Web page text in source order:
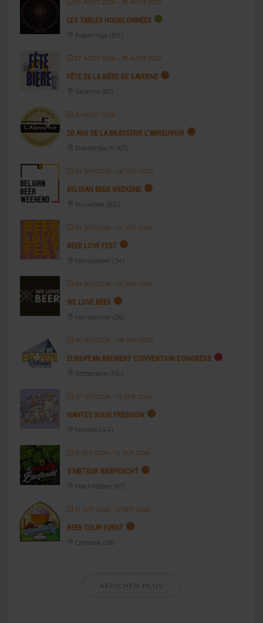
26 AOÛT 2026- 30 AOÛT 2026
LES TABLES HOUBLONNÉES
Poperinge (BE)
27 AOÛT 2026- 30 AOÛT 2026
FÊTE DE LA BIÈRE DE SAVERNE
Saverne (67)
30 AOÛT 2026
20 ANS DE LA BRASSERIE L’ABREUVOIR
Breitenbach (67)
04 SEP 2026- 06 SEP 2026
BELGIAN BEER WEEKEND
Bruxelles (BE)
04 SEP 2026- 12 SEP 2026
BEER LOVE FEST
Montpellier (34)
04 SEP 2026- 05 SEP 2026
WE LOVE BEER
Montélimar (26)
06 SEP 2026- 09 SEP 2026
EUROPEAN BREWERY CONVENTION CONGRESS
Rotterdam (NL)
07 SEP 2026- 13 SEP 2026
NANTES SOUS PRESSION
Nantes (44)
11 SEP 2026- 12 SEP 2026
S’METEOR BIERFESCHT
Hochfelden (67)
12 SEP 2026- 13 SEP 2026
BEER TOUR EVENT
Cambrai (59)
AFFICHER PLUS